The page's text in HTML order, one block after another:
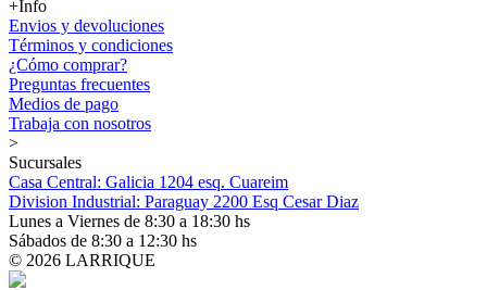
+Info
Envios y devoluciones
Términos y condiciones
¿Cómo comprar?
Preguntas frecuentes
Medios de pago
Trabaja con nosotros
>
Sucursales
Casa Central: Galicia 1204 esq. Cuareim
Division Industrial: Paraguay 2200 Esq Cesar Diaz
Lunes a Viernes de 8:30 a 18:30 hs
Sábados de 8:30 a 12:30 hs
© 2026 LARRIQUE